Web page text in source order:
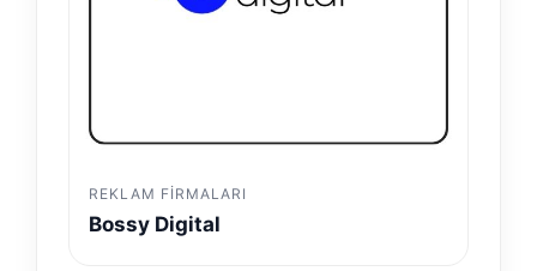
REKLAM FIRMALARI
Bossy Digital